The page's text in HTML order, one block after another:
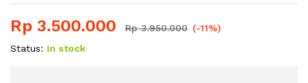
Rp 3.500.000 Rp3.950.000 (-11%)
Status: In stock